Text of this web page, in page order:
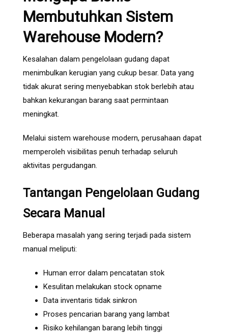
Membutuhkan Sistem
Warehouse Modern?
Kesalahan dalam pengelolaan gudang dapat
menimbulkan kerugian yang cukup besar. Data yang
tidak akurat sering menyebabkan stok berlebih atau
bahkan kekurangan barang saat permintaan
meningkat.
Melalui sistem warehouse modern, perusahaan dapat
memperoleh visibilitas penuh terhadap seluruh
aktivitas pergudangan.
Tantangan Pengelolaan Gudang
Secara Manual
Beberapa masalah yang sering terjadi pada sistem
manual meliputi:
Human error dalam pencatatan stok
Kesulitan melakukan stock opname
Data inventaris tidak sinkron
Proses pencarian barang yang lambat
Risiko kehilangan barang lebih tinggi